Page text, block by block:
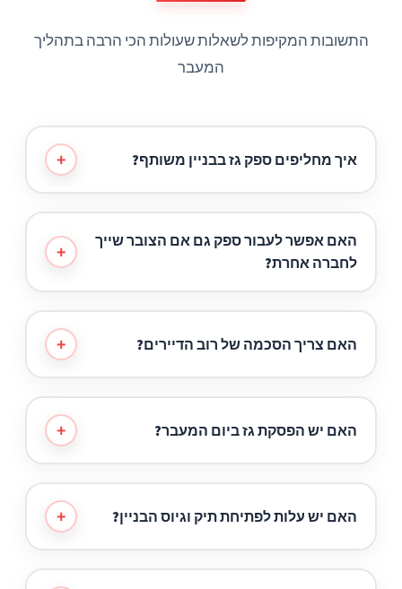
התשובות המקיפות לשאלות שעולות הכי הרבה בתהליך
המעבר
איך מחליפים ספק גז בבניין משותף? +
המעבר פשוט – הדיירים חותמים על טופס
הצטרפות ואנו מטפלים בכל התהליך מול הספק
הקודם, כולל בדיקות בטיחות וחיבור הצובר
הקיים ללא הפסקת אספקה.
האם אפשר לעבור ספק גם אם הצובר שייך
לחברה אחרת?
+
בהחלט. החוק מאפשר לכל צרכן לבחור את ספק
הגז שלו. אנו מבצעים את כל הבדיקות הדרושות
האם צריך הסכמה של רוב הדיירים? +
כן, לפי תקנות משרד האנרגיה נדרשת הסכמה
של לפחות 51% מהדיירים בבניין. אנו נספק
האם יש הפסקת גז ביום המעבר? +
בדרך כלל המעבר מתבצע עם הפסקה קצרה
מאוד, אם בכלל. אנחנו מתכננים את יום המעבר
האם יש עלות לפתיחת תיק וגיוס הבניין? +
לא. פתיחת תיק, בדיקות ראשוניות וגיוס הדיירים